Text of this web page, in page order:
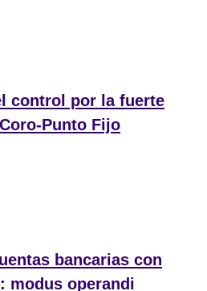
control por la fuerte
Punto Fijo
bancarias con
modus operandi